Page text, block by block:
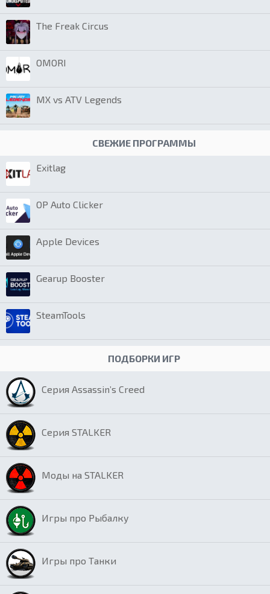
The Freak Circus
OMORI
MX vs ATV Legends
СВЕЖИЕ ПРОГРАММЫ
Exitlag
OP Auto Clicker
Apple Devices
Gearup Booster
SteamTools
ПОДБОРКИ ИГР
Серия Assassin’s Creed
Серия STALKER
Моды на STALKER
Игры про Рыбалку
Игры про Танки